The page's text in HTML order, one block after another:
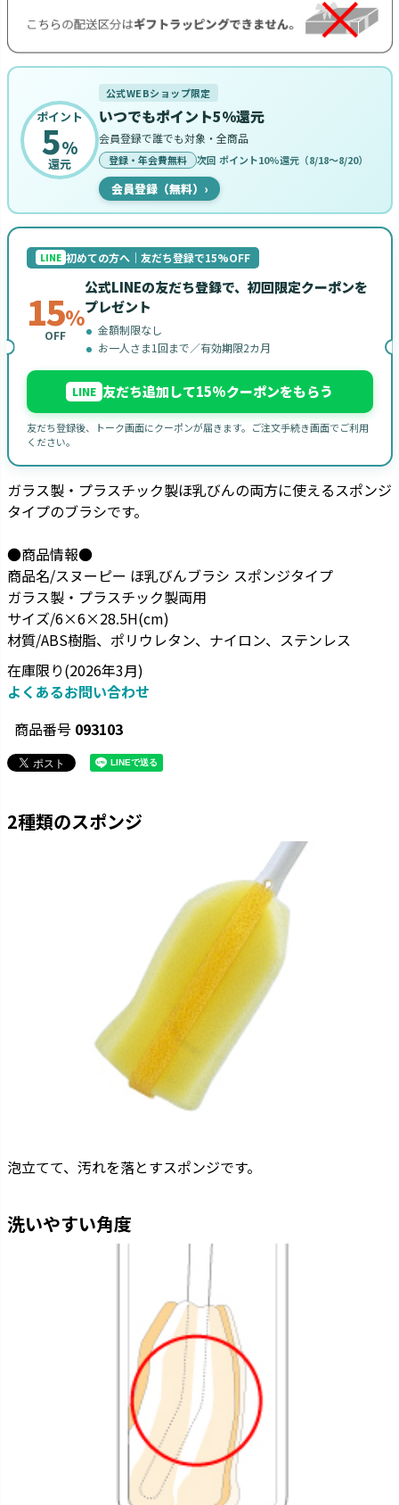
ポイント
5%
還元
公式WEBショップ限定
いつでもポイント5%還元
会員登録で誰でも対象・全商品
登録・年会費無料 次回 ポイント10%還元（8/18〜8/20）
会員登録（無料） ›
LINE 初めての方へ｜友だち登録で15%OFF
15%
OFF
公式LINEの友だち登録で、初回限定クーポンを
プレゼント
金額制限なし
お一人さま1回まで／有効期限2カ月
LINE 友だち追加して15%クーポンをもらう
友だち登録後、トーク画面にクーポンが届きます。ご注文手続き画面でご利用
ください。
ガラス製・プラスチック製ほ乳びんの両方に使えるスポンジ
タイプのブラシです。
●商品情報●
商品名/スヌーピー ほ乳びんブラシ スポンジタイプ
ガラス製・プラスチック製両用
サイズ/6×6×28.5H(cm)
材質/ABS樹脂、ポリウレタン、ナイロン、ステンレス
在庫限り(2026年3月)
よくあるお問い合わせ
商品番号 093103
2種類のスポンジ
泡立てて、汚れを落とすスポンジです。
洗いやすい角度